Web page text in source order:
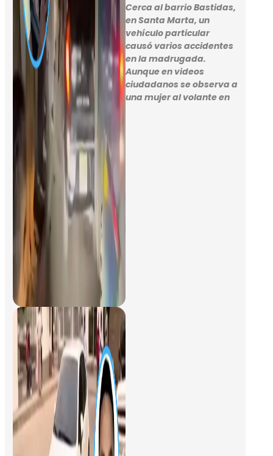
Cerca al barrio Bastidas,
en Santa Marta, un
vehículo particular
causó varios accidentes
en la madrugada.
Aunque en videos
ciudadanos se observa a
una mujer al volante en